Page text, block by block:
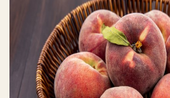
Shuba корисності